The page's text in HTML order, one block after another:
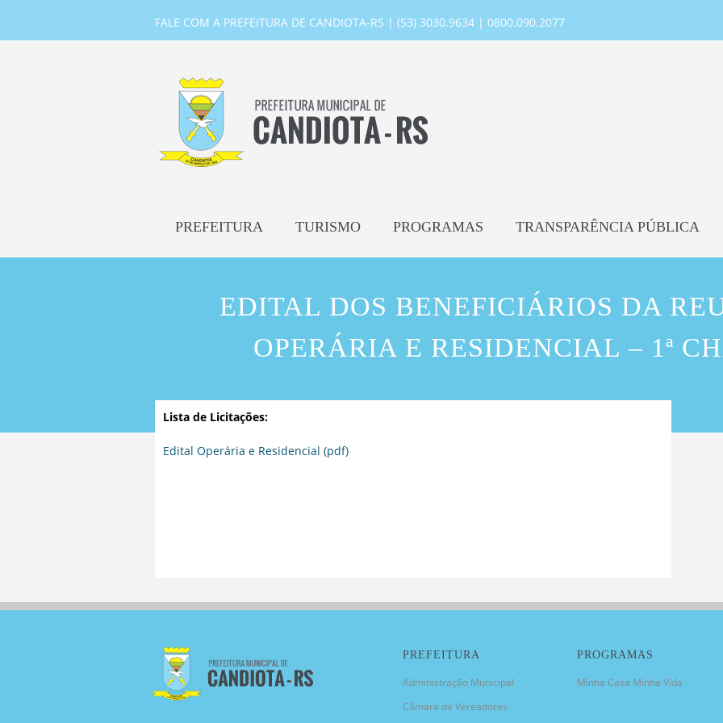
FALE COM A PREFEITURA DE CANDIOTA-RS | (53) 3030.9634 | 0800.090.2077
PREFEITURA TURISMO PROGRAMAS TRANSPARÊNCIA PÚBLICA
EDITAL DOS BENEFICIÁRIOS DA
OPERÁRIA E RESIDENCIAL – 1ª
Lista de Licitações:
Edital Operária e Residencial (pdf)
PREFEITURA
Administração Municipal
Câmara de Vereadores
PROGRAMAS
Minha Casa Minha Vida